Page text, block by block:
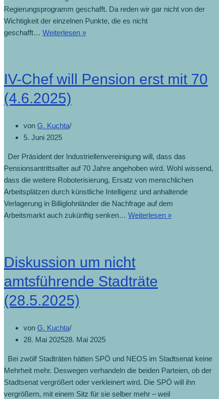
Regierungsprogramm geschafft. Da reden wir gar nicht von der
Wichtigkeit der einzelnen Punkte, die es nicht
geschafft… Weiterlesen »
IV-Chef will Pension erst mit 70
(4.6.2025)
von G. Kuchta
5. Juni 2025
Der Präsident der Industriellenvereinigung will, dass das
Pensionsantrittsalter auf 70 Jahre angehoben wird. Wohl wissend,
dass die weitere Roboterisierung, Ersatz von menschlichen
Arbeitsplätzen durch künstliche Intelligenz und anhaltende
Verlagerung in Billiglohnländer die Nachfrage auf dem
Arbeitsmarkt auch zukünftig senken… Weiterlesen »
Diskussion um nicht
amtsführende Stadträte
(28.5.2025)
von G. Kuchta
28. Mai 202528. Mai 2025
Bei zwölf Stadträten hätten SPÖ und NEOS im Stadtsenat keine
Mehrheit mehr. Deswegen verhandeln die beiden Parteien, ob der
Stadtsenat vergrößert oder verkleinert wird. Die SPÖ will ihn
vergrößern, mit einem Sitz für sie selber mehr – weil